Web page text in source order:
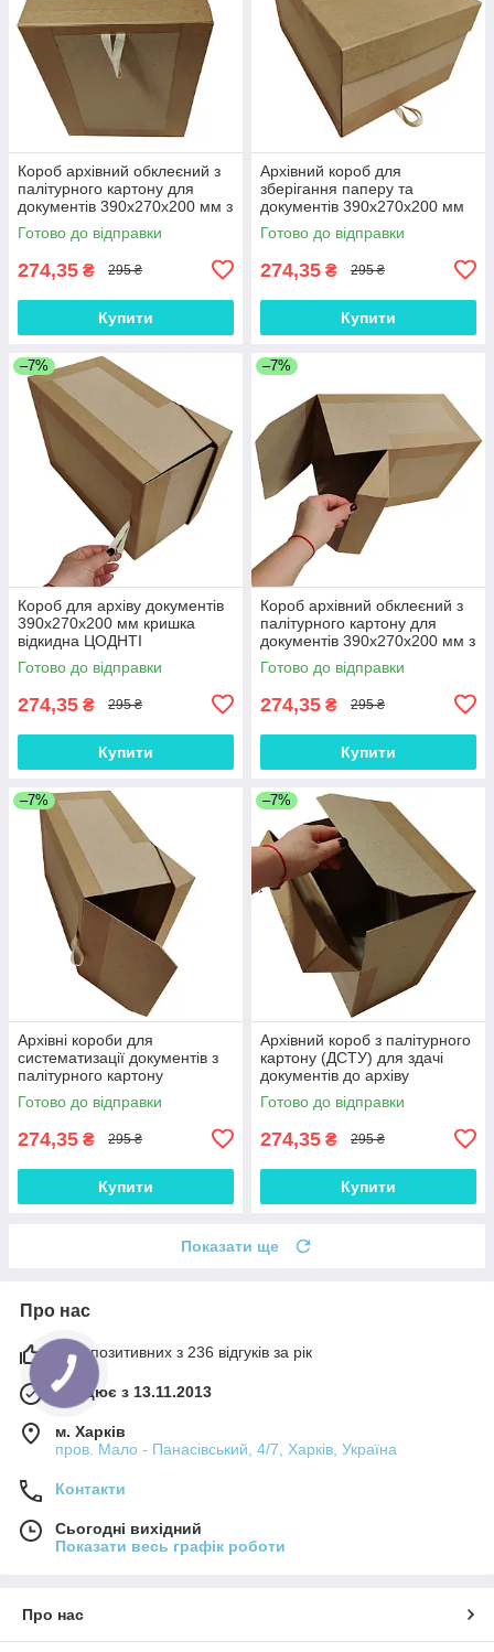
Короб архівний обклеєний з
палітурного картону для
документів 390х270х200 мм з
кришкою відкидною ЦОДНТІ
Готово до відправки
274,35 ₴ 295 ₴
Купити
Архівний короб для
зберігання паперу та
документів 390х270х200 мм
кришка відкидна ЦОДНТІ
Готово до відправки
274,35 ₴ 295 ₴
Купити
–7%
Короб для архіву документів
390х270х200 мм кришка
відкидна ЦОДНТІ
Готово до відправки
274,35 ₴ 295 ₴
Купити
–7%
Короб архівний обклеєний з
палітурного картону для
документів 390х270х200 мм з
кришкою відкидною ЦОДНТІ
Готово до відправки
274,35 ₴ 295 ₴
Купити
–7%
Архівні короби для
систематизації документів з
палітурного картону
390х270х200 мм з кришкою
відкидною ЦОДНТІ
Готово до відправки
274,35 ₴ 295 ₴
Купити
–7%
Архівний короб з палітурного
картону (ДСТУ) для здачі
документів до архіву
390х270х200 мм з кришкою
відкидною ЦОДНТІ
Готово до відправки
274,35 ₴ 295 ₴
Купити
Показати ще
Про нас
98% позитивних з 236 відгуків за рік
Працює з 13.11.2013
м. Харків
пров. Мало - Панасівський, 4/7, Харків, Україна
Контакти
Сьогодні вихідний
Показати весь графік роботи
Про нас